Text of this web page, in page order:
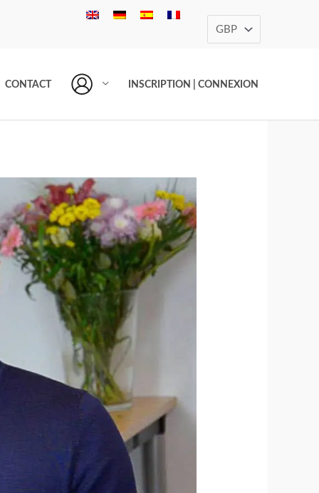
CONTACT INSCRIPTION | CONNEXION